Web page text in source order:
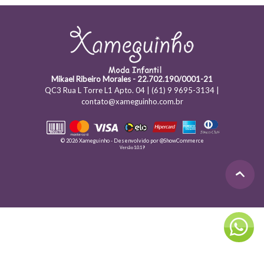
Mikael Ribeiro Morales - 22.702.190/0001-21
QC3 Rua L Torre L1 Apto. 04 | (61) 9 9695-3134 |
contato@xameguinho.com.br
© 2026 Xameguinho - Desenvolvido por@ShowCommerce
Versão 1.0.19